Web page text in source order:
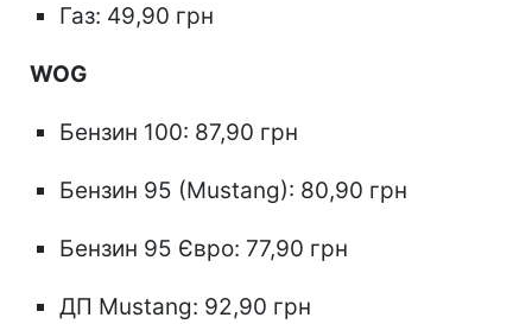
Газ: 49,90 грн
WOG
Бензин 100: 87,90 грн
Бензин 95 (Mustang): 80,90 грн
Бензин 95 Євро: 77,90 грн
ДП Mustang: 92,90 грн